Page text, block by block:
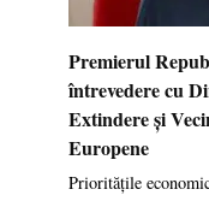
Premierul
întrevedere cu
Extindere și
Europene
Prioritățile